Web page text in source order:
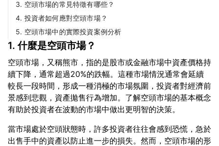
3. 空頭市場的常見特徵有哪些？
4. 投資者如何應對空頭市場？
5. 空頭市場中的實際投資案例分析
1. 什麼是空頭市場？
空頭市場，又稱熊市，指的是股市或金融市場中資產價格持
續下降，通常超過20%的跌幅。這種市場情況通常會延續
較長一段時間，形成一種消極的市場氛圍，投資者對經濟前
景感到悲觀，資產拋售行為增加。了解空頭市場的基本概念
當市場處於空頭狀態時，許多投資者往往會感到恐慌，急於
出售手中的資產以防止進一步的損失。然而，空頭市場的形